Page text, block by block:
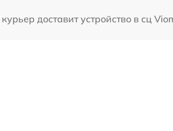
доставит устройство в сц